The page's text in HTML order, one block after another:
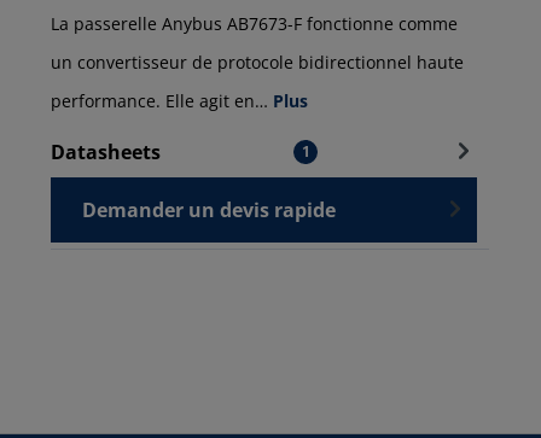
La passerelle Anybus AB7673-F fonctionne comme
un convertisseur de protocole bidirectionnel haute
performance. Elle agit en… Plus
Datasheets 1
Demander un devis rapide